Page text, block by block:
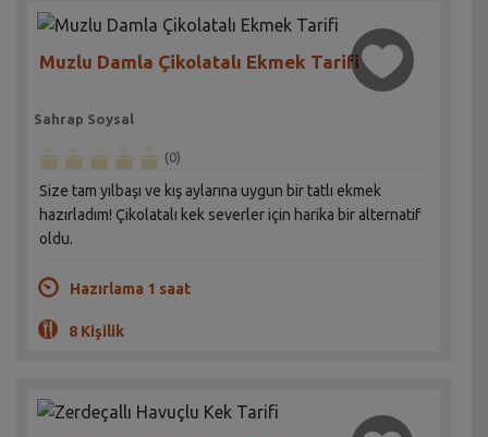
Muzlu Damla Çikolatalı Ekmek Tarifi
Sahrap Soysal
(0)
Size tam yılbaşı ve kış aylarına uygun bir tatlı ekmek
hazırladım! Çikolatalı kek severler için harika bir alternatif
oldu.
Hazırlama 1 saat
8 Kişilik